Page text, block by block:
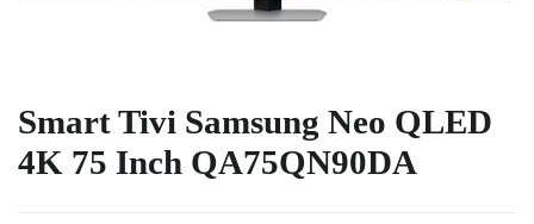
Smart Tivi Samsung Neo QLED
4K 75 Inch QA75QN90DA